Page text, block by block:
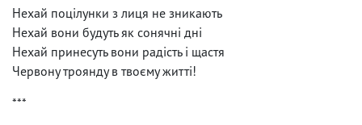
Нехай поцілунки з лиця не зникають
Нехай вони будуть як сонячні дні
Нехай принесуть вони радість і щастя
Червону троянду в твоєму житті!
***